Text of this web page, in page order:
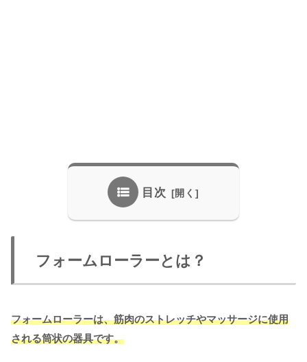
目次
フォームローラーとは？
フォームローラーは、筋肉のストレッチやマッサージに使用
される筒状の器具です。